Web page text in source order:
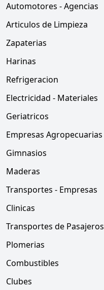
Automotores - Agencias
Articulos de Limpieza
Zapaterias
Harinas
Refrigeracion
Electricidad - Materiales
Geriatricos
Empresas Agropecuarias
Gimnasios
Maderas
Transportes - Empresas
Clinicas
Transportes de Pasajeros
Plomerias
Combustibles
Clubes